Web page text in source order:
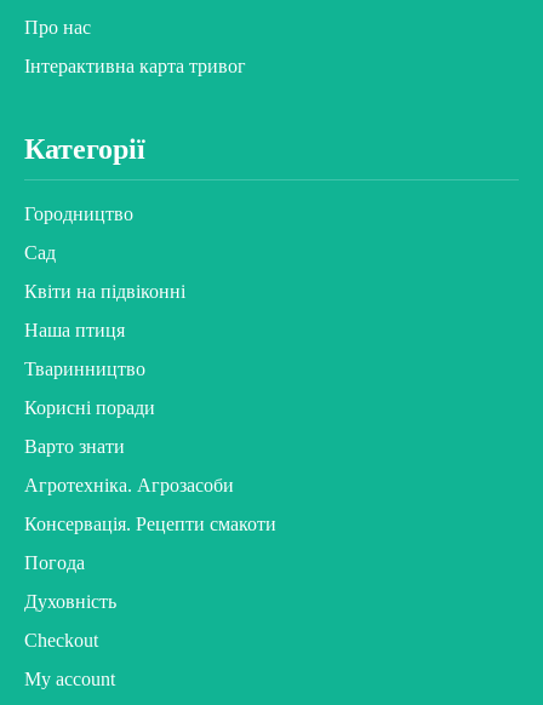
Про нас
Інтерактивна карта тривог
Категорії
Городництво
Сад
Квіти на підвіконні
Наша птиця
Тваринництво
Корисні поради
Варто знати
Агротехніка. Агрозасоби
Консервація. Рецепти смакоти
Погода
Духовність
Checkout
My account